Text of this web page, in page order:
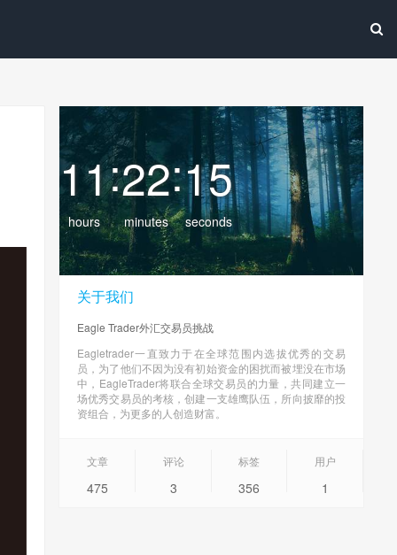
11
hours
:22
minutes
:17
seconds
关于我们
Eagle Trader外汇交易员挑战
Eagletrader一直致力于在全球范围内选拔优秀的交易
员，为了他们不因为没有初始资金的困扰而被埋没在市场
中，EagleTrader将联合全球交易员的力量，共同建立一
场优秀交易员的考核，创建一支雄鹰队伍，所向披靡的投
资组合，为更多的人创造财富。
文章
475
评论
3
标签
356
用户
1